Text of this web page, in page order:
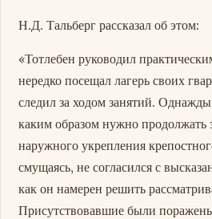
Н.Д. Тальберг рассказал об этом:
«Тотлебен руководил
нередко посещал лагерь своих
следил за ходом занятий.
каким образом нужно продолжать
наружного укрепления
смущаясь, не согласился с
как он намерен решить
Присутствовавшие были